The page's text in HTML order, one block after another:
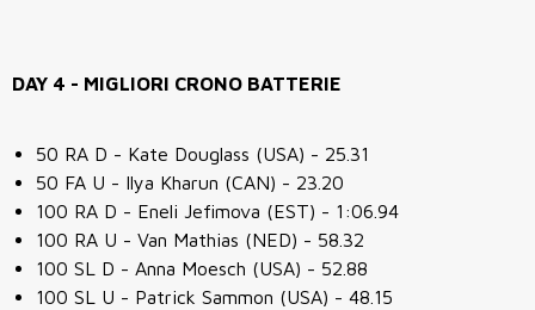
DAY 4 - MIGLIORI CRONO BATTERIE
50 RA D - Kate Douglass (USA) - 25.31
50 FA U - Ilya Kharun (CAN) - 23.20
100 RA D - Eneli Jefimova (EST) - 1:06.94
100 RA U - Van Mathias (NED) - 58.32
100 SL D - Anna Moesch (USA) - 52.88
100 SL U - Patrick Sammon (USA) - 48.15